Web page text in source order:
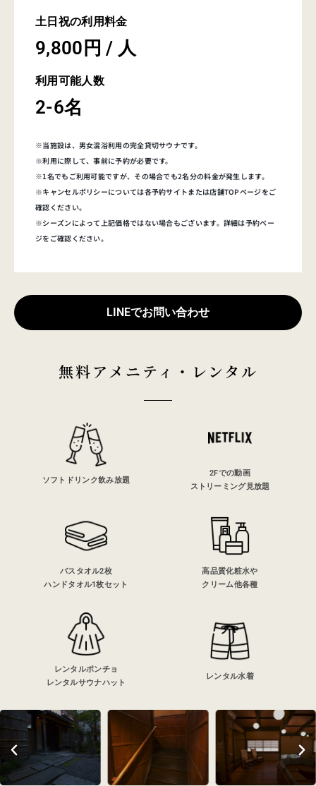
土日祝の利用料金
9,800円 / 人
利用可能人数
2-6名
※当施設は、男女混浴利用の完全貸切サウナです。
※利用に際して、事前に予約が必要です。
※1名でもご利用可能ですが、その場合でも2名分の料金が発生します。
※キャンセルポリシーについては各予約サイトまたは店舗TOPページをご
確認ください。
※シーズンによって上記価格ではない場合もございます。詳細は予約ペー
ジをご確認ください。
LINEでお問い合わせ
無料アメニティ・レンタル
ソフトドリンク飲み放題
2Fでの動画
ストリーミング見放題
バスタオル2枚
ハンドタオル1枚セット
高品質化粧水や
クリーム他各種
レンタルポンチョ
レンタルサウナハット
レンタル水着